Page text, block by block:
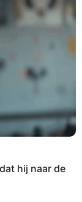
hij naar de